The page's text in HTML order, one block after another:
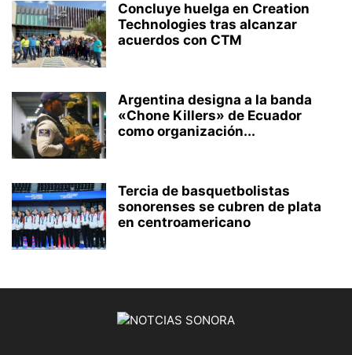
Concluye huelga en Creation
Technologies tras alcanzar
acuerdos con CTM
Argentina designa a la banda
«Chone Killers» de Ecuador
como organización...
Tercia de basquetbolistas
sonorenses se cubren de plata
en centroamericano